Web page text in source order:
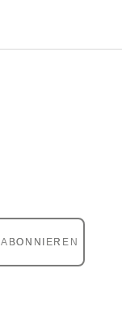
ABONNIEREN